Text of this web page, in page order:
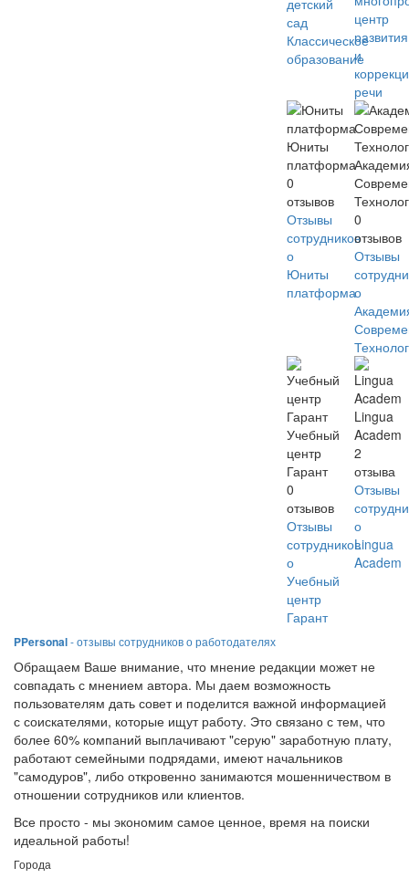
детский
сад
Классическое
образование
центр
развития
и
речи
Юниты
платформа
0
отзывов
Отзывы
сотрудников
о
Юниты
платформа
0
отзывов
Отзывы
о
Учебный
центр
Гарант
0
отзывов
Отзывы
сотрудников
о
Учебный
центр
Гарант
Lingua
Academ
2
отзыва
Отзывы
о
Lingua
Academ
PPersonal- отзывы сотрудников о работодателях
Обращаем Ваше внимание, что мнение редакции может не
совпадать с мнением автора. Мы даем возможность
пользователям дать совет и поделится важной информацией
с соискателями, которые ищут работу. Это связано с тем, что
более 60% компаний выплачивают "серую" заработную плату,
работают семейными подрядами, имеют начальников
"самодуров", либо откровенно занимаются мошенничеством в
отношении сотрудников или клиентов.
Все просто - мы экономим самое ценное, время на поиски
идеальной работы!
Города